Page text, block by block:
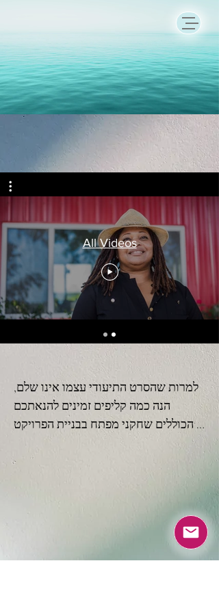
All Videos
למרות שהסרט התיעודי עצמו אינו שלם,
הנה כמה קליפים זמינים להנאתכם
הכוללים שחקני מפתח בבניית הפרויקט
הזה. תודה רבה לכל המעורבים! אנא בדוק
את ערוץ היוטיוב שלנו לקליפים אחרים
מאחורי הקלעים. פרויקט זה לא היה קיים
מהאזור והאזור שפנו בחביבות להשתתף